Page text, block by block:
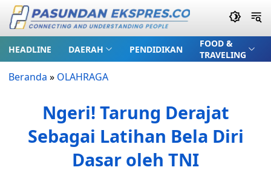
HEADLINE DAERAH PENDIDIKAN
FOOD &
TRAVELING
Beranda » OLAHRAGA
Ngeri! Tarung Derajat
Sebagai Latihan Bela Diri
Dasar oleh TNI